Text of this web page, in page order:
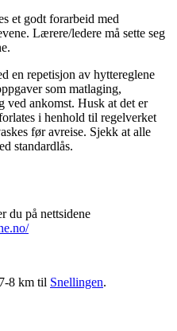
et godt forarbeid med
Lærere/ledere må sette seg
en repetisjon av hyttereglene
som matlaging,
ankomst. Husk at det er
i henhold til regelverket
før avreise. Sjekk at alle
standardlås.
du på nettsidene
8 km til Snellingen.